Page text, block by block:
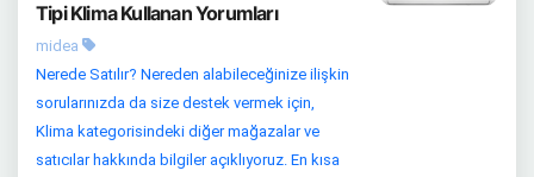
Tipi Klima Kullanan Yorumları
midea
Nerede Satılır? Nereden alabileceğinize ilişkin
sorularınızda da size destek vermek için,
Klima kategorisindeki diğer mağazalar ve
satıcılar hakkında bilgiler açıklıyoruz. En kısa